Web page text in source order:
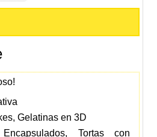
Gelatinas en 3D
Encapsulados, Tortas con